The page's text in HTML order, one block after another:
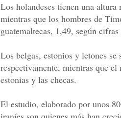
Los holandeses tienen una
mientras que los hombres de
guatemaltecas, 1,49, según cifras
Los belgas, estonios y letones
respectivamente, mientras que
estonias y las checas.
El estudio, elaborado por unos